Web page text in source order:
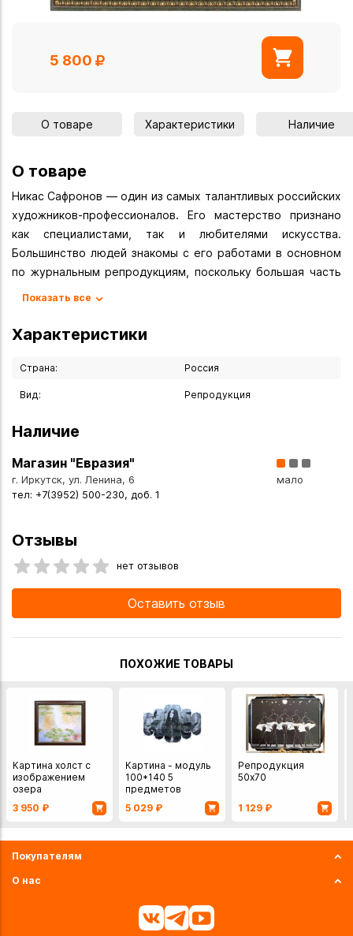
5 800
О товаре Характеристики Наличие
О товаре
Никас Сафронов — один из самых талантливых российских
художников-профессионалов. Его мастерство признано
как специалистами, так и любителями искусства.
Большинство людей знакомы с его работами в основном
по журнальным репродукциям, поскольку большая часть
Америки. Западные коллекционеры приобрели более 700
его произведений. Среди нынешних владельцев его работ
— Софи Лорен, Пьер Карден, Жерар Депардье, Дайана
Михалков и другие выдающиеся личности нашего
времени. Все они отмечают уникальность и волшебную
Вы можете купить Репродукция "Женщина-загадка" Н
Сафронов в указанных ниже магазинах в Иркутске и в
компанией по всей России.
Показать все
Характеристики
Страна: Россия
Вид: Репродукция
Наличие
Магазин "Евразия"
г. Иркутск, ул. Ленина, 6
тел: +7(3952) 500-230, доб. 1
мало
Отзывы
нет отзывов
Оставить отзыв
ПОХОЖИЕ ТОВАРЫ
Картина холст с
изображением
озера
3 950 ₽
Картина - модуль
100*140 5
предметов
5 029 ₽
Репродукция
50х70
1 129 ₽
Покупателям
О нас